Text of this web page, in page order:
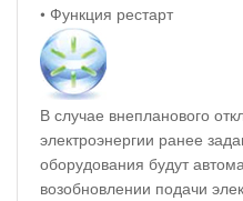
• Функция рестарт
В случае внепланового
электроэнергии ранее
оборудования будут
возобновлении подачи